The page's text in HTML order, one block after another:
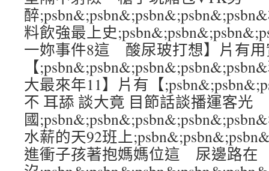
醉
料飲強最上史
一妳事件8這 酸尿玻打想】片有
【
大最來年11】片有【
不 耳舔 談大竟 目節話談播運客光
國
水薪的天92班上
進衝子孩著抱媽媽位這 尿邊路在